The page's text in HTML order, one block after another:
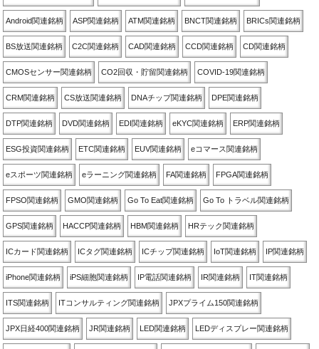
Android関連銘柄 ASP関連銘柄 ATM関連銘柄 BNCT関連銘柄 BRICs関連銘柄
BS放送関連銘柄 C2C関連銘柄 CAD関連銘柄 CCD関連銘柄 CD関連銘柄
CMOSセンサー関連銘柄 CO2回収・貯留関連銘柄 COVID-19関連銘柄
CRM関連銘柄 CS放送関連銘柄 DNAチップ関連銘柄 DPE関連銘柄
DTP関連銘柄 DVD関連銘柄 EDI関連銘柄 eKYC関連銘柄 ERP関連銘柄
ESG投資関連銘柄 ETC関連銘柄 EUV関連銘柄 eコマース関連銘柄
eスポーツ関連銘柄 eラーニング関連銘柄 FA関連銘柄 FPGA関連銘柄
FPSO関連銘柄 GMO関連銘柄 Go To Eat関連銘柄 Go To トラベル関連銘柄
GPS関連銘柄 HACCP関連銘柄 HBM関連銘柄 HRテック関連銘柄
ICカード関連銘柄 ICタグ関連銘柄 ICチップ関連銘柄 IoT関連銘柄 IP関連銘柄
iPhone関連銘柄 iPS細胞関連銘柄 IP電話関連銘柄 IR関連銘柄 IT関連銘柄
ITS関連銘柄 ITコンサルティング関連銘柄 JPXプライム150関連銘柄
JPX日経400関連銘柄 JR関連銘柄 LED関連銘柄 LEDディスプレー関連銘柄